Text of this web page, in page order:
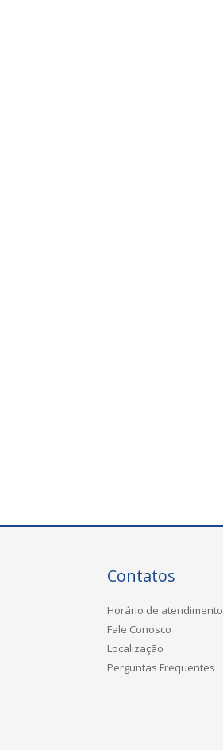
Contatos
Horário de atendimento
Fale Conosco
Localização
Perguntas Frequentes